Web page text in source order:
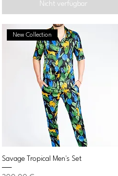
Nicht verfügbar
New Collection
Savage Tropical Men's Set